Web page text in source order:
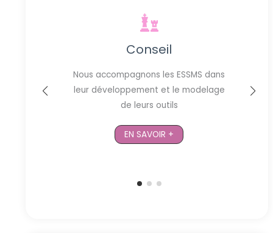
Conseil
Nous accompagnons les ESSMS dans
leur développement et le modelage
de leurs outils
EN SAVOIR +